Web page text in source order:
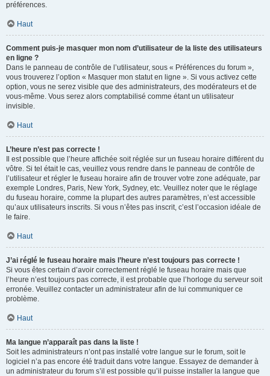
préférences.
Haut
Comment puis-je masquer mon nom d’utilisateur de la liste des utilisateurs
en ligne ?
Dans le panneau de contrôle de l’utilisateur, sous « Préférences du forum »,
vous trouverez l’option « Masquer mon statut en ligne ». Si vous activez cette
option, vous ne serez visible que des administrateurs, des modérateurs et de
vous-même. Vous serez alors comptabilisé comme étant un utilisateur
invisible.
Haut
L’heure n’est pas correcte !
Il est possible que l’heure affichée soit réglée sur un fuseau horaire différent du
vôtre. Si tel était le cas, veuillez vous rendre dans le panneau de contrôle de
l’utilisateur et régler le fuseau horaire afin de trouver votre zone adéquate, par
exemple Londres, Paris, New York, Sydney, etc. Veuillez noter que le réglage
du fuseau horaire, comme la plupart des autres paramètres, n’est accessible
qu’aux utilisateurs inscrits. Si vous n’êtes pas inscrit, c’est l’occasion idéale de
le faire.
Haut
J’ai réglé le fuseau horaire mais l’heure n’est toujours pas correcte !
Si vous êtes certain d’avoir correctement réglé le fuseau horaire mais que
l’heure n’est toujours pas correcte, il est probable que l’horloge du serveur soit
erronée. Veuillez contacter un administrateur afin de lui communiquer ce
problème.
Haut
Ma langue n’apparaît pas dans la liste !
Soit les administrateurs n’ont pas installé votre langue sur le forum, soit le
logiciel n’a pas encore été traduit dans votre langue. Essayez de demander à
un administrateur du forum s’il est possible qu’il puisse installer la langue que